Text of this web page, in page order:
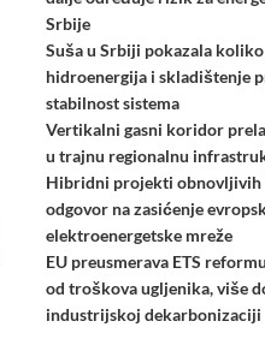
Srbije
Suša u Srbiji pokazala
hidroenergija i skladištenje
stabilnost sistema
Vertikalni gasni koridor
u trajnu regionalnu
Hibridni projekti obnovljivih
odgovor na zasićenje
elektroenergetske mreže
EU preusmerava ETS
od troškova ugljenika, više
industrijskoj dekarbonizaciji